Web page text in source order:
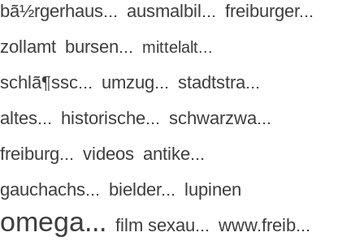
bã½rgerhaus... ausmalbil... freiburger...
zollamt bursen... mittelalt...
schlã¶ssc... umzug... stadtstra...
altes... historische... schwarzwa...
freiburg... videos antike...
gauchachs... bielder... lupinen
omega... film sexau... www.freib...